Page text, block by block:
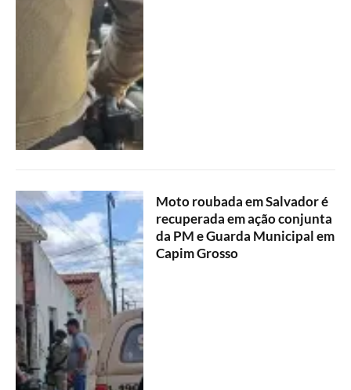
Moto roubada em Salvador é
recuperada em ação conjunta
da PM e Guarda Municipal em
Capim Grosso